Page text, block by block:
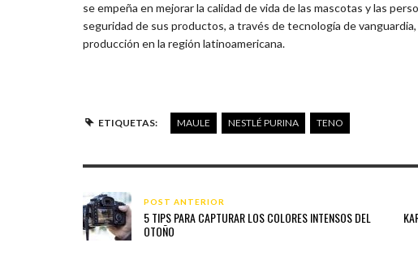
se empeña en mejorar la calidad de vida de las mascotas y las
seguridad de sus productos, a través de tecnología de
producción en la región latinoamericana.
ETIQUETAS: MAULE NESTLÉ PURINA TENO
POST ANTERIOR
5 TIPS PARA CAPTURAR LOS COLORES INTENSOS DEL
OTOÑO